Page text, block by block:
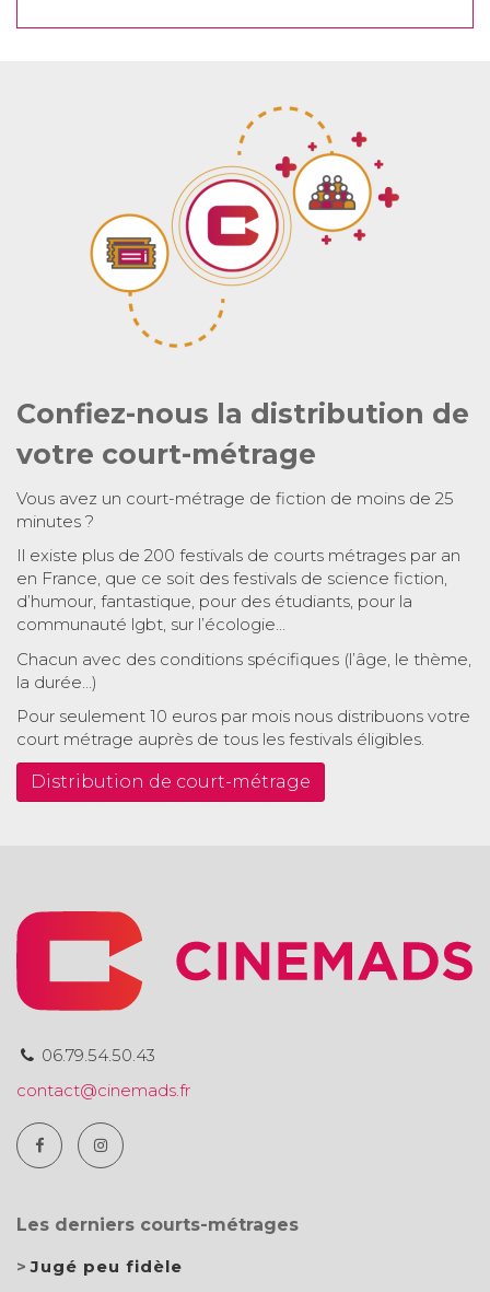
Confiez-nous la distribution de
votre court-métrage
Vous avez un court-métrage de fiction de moins de 25
minutes ?
Il existe plus de 200 festivals de courts métrages par an
en France, que ce soit des festivals de science fiction,
d’humour, fantastique, pour des étudiants, pour la
communauté lgbt, sur l’écologie…
Chacun avec des conditions spécifiques (l’âge, le thème,
la durée…)
Pour seulement 10 euros par mois nous distribuons votre
court métrage auprès de tous les festivals éligibles.
Distribution de court-métrage
06.79.54.50.43
contact@cinemads.fr
Les derniers courts-métrages
Jugé peu fidèle